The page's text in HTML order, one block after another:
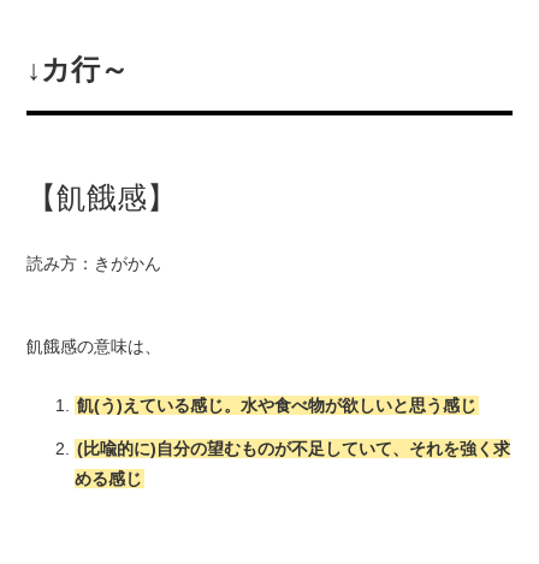
↓カ行～
【飢餓感】
読み方：きがかん
飢餓感の意味は、
飢(う)えている感じ。水や食べ物が欲しいと思う感じ
(比喩的に)自分の望むものが不足していて、それを強く求
める感じ